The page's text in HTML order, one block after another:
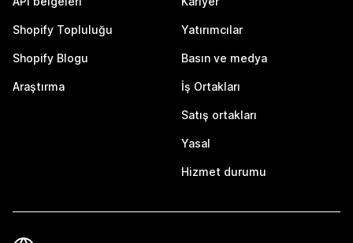
Shopify Topluluğu
Shopify Blogu
Araştırma
Yatırımcılar
Basın ve medya
İş Ortakları
Satış ortakları
Yasal
Hizmet durumu